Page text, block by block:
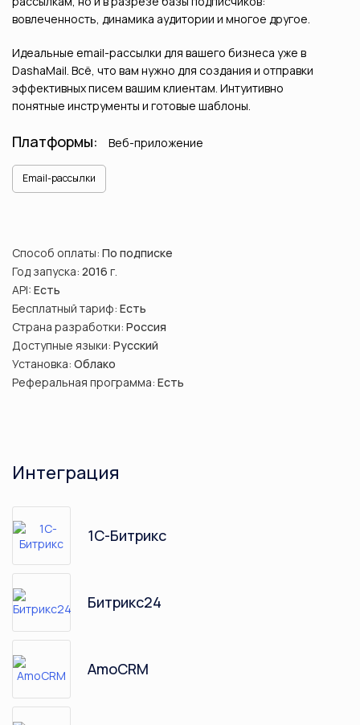
вовлеченность, динамика аудитории и многое другое.
Идеальные email-рассылки для вашего бизнеса уже в
DashaMail. Всё, что вам нужно для создания и отправки
эффективных писем вашим клиентам. Интуитивно
понятные инструменты и готовые шаблоны.
Платформы: Веб-приложение
Email-рассылки
Способ оплаты: По подписке
Год запуска: 2016 г.
API: Есть
Бесплатный тариф: Есть
Страна разработки: Россия
Доступные языки: Русский
Установка: Облако
Реферальная программа: Есть
Интеграция
1С-Битрикс
Битрикс24
AmoCRM